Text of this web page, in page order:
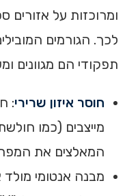
ומרוכזות על אזורים
לכך. הגורמים
תפקודי הם מגוונים
חוסר איזון שרירי:
מייצבים (כמו
המאלצים את
מבנה אנטומי מולד